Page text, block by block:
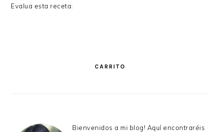
Evalua esta receta:
CARRITO
Bienvenidos a mi blog! Aquí encontraréis